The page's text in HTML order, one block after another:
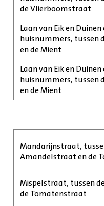
de Vlierboomstraat
Laan van Eik en Duinen
huisnummers, tussen
en de Mient
Laan van Eik en
huisnummers, tussen
en de Mient
Mandarijnstraat,
Amandelstraat en de
Mispelstraat, tussen
de Tomatenstraat